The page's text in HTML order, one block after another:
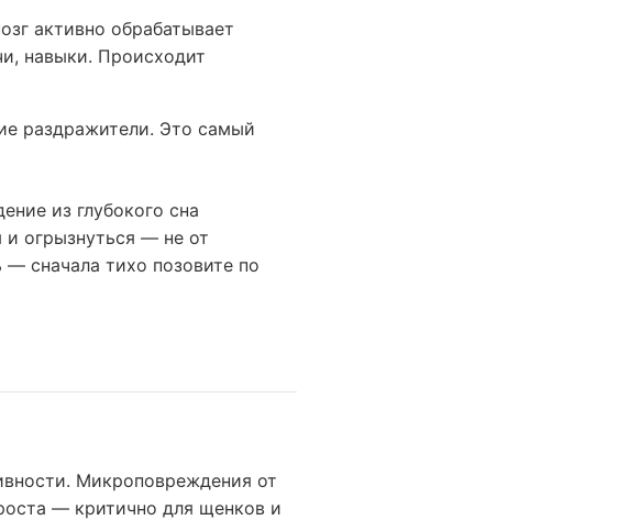
активно обрабатывает
навыки. Происходит
раздражители. Это самый
из глубокого сна
и огрызнуться — не от
сначала тихо позовите по
Микроповреждения от
— критично для щенков и